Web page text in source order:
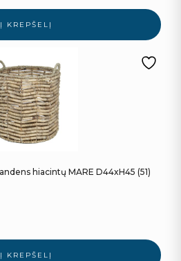
Į KREPŠELĮ
MARE D44xH45 (51)
Į KREPŠELĮ